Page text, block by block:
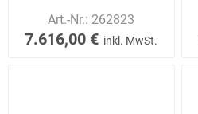
Art.-Nr.: 262823
7.616,00 € inkl. MwSt.